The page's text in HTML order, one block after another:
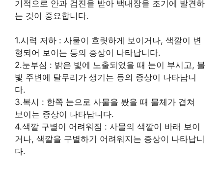
기적으로 안과 검진을 받아 백내장을 조기에 발견하
는 것이 중요합니다.
1.시력 저하 : 사물이 흐릿하게 보이거나, 색깔이 변
형되어 보이는 등의 증상이 나타납니다.
2.눈부심 : 밝은 빛에 노출되었을 때 눈이 부시고, 불
빛 주변에 달무리가 생기는 등의 증상이 나타납니
다.
3.복시 : 한쪽 눈으로 사물을 봤을 때 물체가 겹쳐
보이는 증상이 나타납니다.
4.색깔 구별이 어려워짐 : 사물의 색깔이 바래 보이
거나, 색깔을 구별하기 어려워지는 증상이 나타납니
다.